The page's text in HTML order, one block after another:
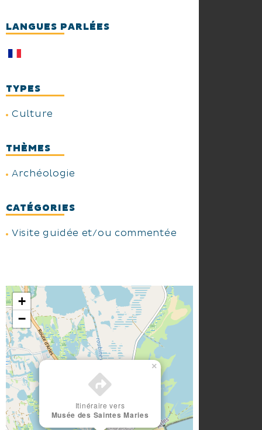
LANGUES PARLÉES
TYPES
Culture
THÈMES
Archéologie
CATÉGORIES
Visite guidée et/ou commentée
Itinéraire vers
Musée des Saintes Maries
×
+
−